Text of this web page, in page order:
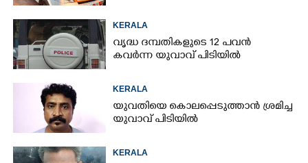
KERALA
വൃദ്ധ ദമ്പതികളുടെ 12 പവൻ
കവർന്ന യുവാവ് പിടിയിൽ
KERALA
യുവതിയെ കൊലപ്പെടുത്താൻ ശ്രമിച്ച
യുവാവ് പിടിയിൽ
KERALA